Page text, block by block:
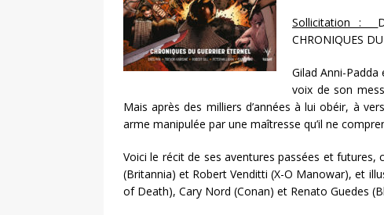
Sollicitation :
CHRONIQUES
Gilad Anni-
voix de son
Mais après des milliers d’années à lui obéir, à
arme manipulée par une maîtresse qu’il ne
Voici le récit de ses aventures passées et futures,
(Britannia) et Robert Venditti (X-O Manowar), et
of Death), Cary Nord (Conan) et Renato Guedes